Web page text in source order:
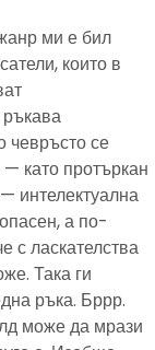
ми е бил
които в
чевръсто се
като протъркан
интелектуална
а по-
с ласкателства
Така ги
ръка. Бррр.
може да мрази